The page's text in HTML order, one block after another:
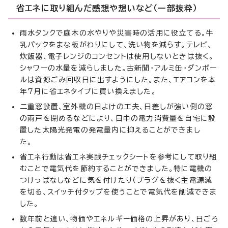
省エネに取り組んだ感想や想いなど（一部抜粋）
雨水タンクで庭木の水やりや災害時の活用に役立てる。牛
乳パックをまな板がわりにして、洗い物を減らす。テレビ、
炊飯器、電子レンジのコンセントは使用しないときは抜く。
シャワーの水量を減らしました。古新聞・アルミ缶・ダンボー
ルは資源ごみ回収日に出すようにした。また、エアコンを本
年7月に省エネタイプに買い換えました。
二重窓設置、室外機の日よけの工夫、日差しが強い側の窓
の雨戸を閉めるなどにより、日中の電力消費量を自宅に設
置した太陽光発電の発電量内に抑えることができまし
た。
省エネ行動は省エネ実践チェックシートを参考にして取り組
むことで電気代を節約することができました。特に電機の
つけっぱなしなどに気を付けたり（プラグを抜く主電源減
を切る、スイッチ付タップを使うことで電気代を削減できま
した。
数年前と違い、物価やエネルギー価格の上昇があり、日ごろ